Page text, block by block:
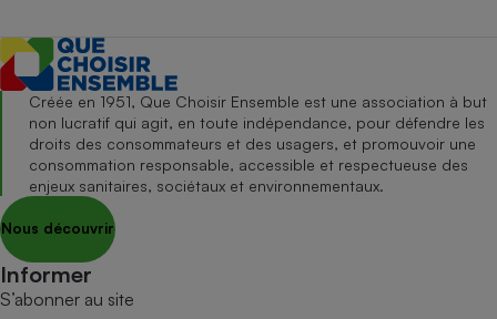
Créée en 1951, Que Choisir Ensemble est une association à but
non lucratif qui agit, en toute indépendance, pour défendre les
droits des consommateurs et des usagers, et promouvoir une
consommation responsable, accessible et respectueuse des
enjeux sanitaires, sociétaux et environnementaux.
Nous découvrir
Informer
S’abonner au site